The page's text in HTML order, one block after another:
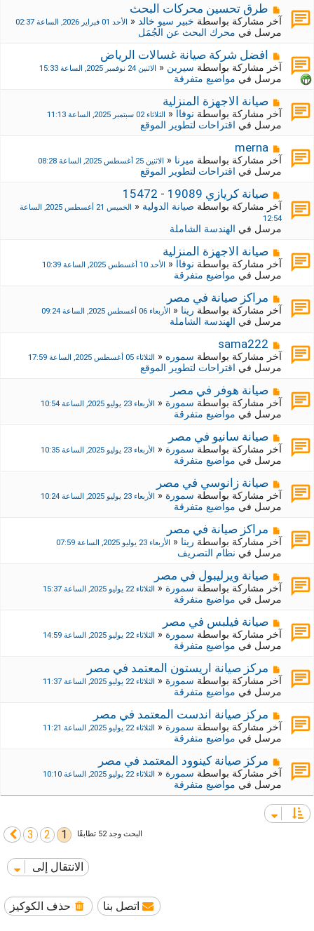
ج
د
ي
ة
م
ش
ر
ك
ة
ج
د
د
ة
طرق تحسين محركات البحث
آخر مشاركة بواسطة خبير سيو خالد« الأحد 01 فبراير 2026, الساعة 02:37
مرسل في محرك البحث عن الجُمَل
م
ش
ر
ك
ة
ج
د
د
ة
افضل شركة صيانة غسالات الرياض
آخر مشاركة بواسطة سيرين« الاثنين 24 نوفمبر 2025, الساعة 15:33
مرسل في مواضيع متفرقة
م
ش
ر
ك
ة
ج
د
د
ة
صيانة الاجهزة المنزلية
آخر مشاركة بواسطة نوفاا« الثلاثاء 02 سبتمبر 2025, الساعة 11:13
مرسل في اقتراحات لتطوير الموقع
م
ش
ر
ك
ة
ج
د
ي
ة
merna
آخر مشاركة بواسطة ميرنا« الاثنين 25 أغسطس 2025, الساعة 08:28
مرسل في اقتراحات لتطوير الموقع
م
ش
ا
ك
ة
ج
د
ي
ة
صيانة كريازي 19089 - 15472
آخر مشاركة بواسطة صيانة الدولية«
الخميس 21 أغسطس 2025, الساعة
12:54
مرسل في الهندسة الشاملة
م
ش
ر
ك
ة
ج
د
د
ة
صيانة الاجهزة المنزلية
آخر مشاركة بواسطة نوفاا« الأحد 10 أغسطس 2025, الساعة 10:39
مرسل في مواضيع متفرقة
م
ش
ر
ك
ة
ج
د
د
ة
مراكز صيانة في مصر
آخر مشاركة بواسطة رينا« الأربعاء 06 أغسطس 2025, الساعة 09:24
مرسل في الهندسة الشاملة
م
ش
ر
ك
ة
ج
د
د
ة
sama222
آخر مشاركة بواسطة سموره« الثلاثاء 05 أغسطس 2025, الساعة 17:59
مرسل في اقتراحات لتطوير الموقع
م
ش
ر
ك
ة
ج
د
د
ة
صيانة هوفر في مصر
آخر مشاركة بواسطة سمورة« الأربعاء 23 يوليو 2025, الساعة 10:54
مرسل في مواضيع متفرقة
م
ش
ر
ك
ة
ج
د
د
ة
صيانة سانيو في مصر
آخر مشاركة بواسطة سمورة« الأربعاء 23 يوليو 2025, الساعة 10:35
مرسل في مواضيع متفرقة
م
ش
ر
ك
ة
ج
د
د
ة
صيانة زانوسي في مصر
آخر مشاركة بواسطة سمورة« الأربعاء 23 يوليو 2025, الساعة 10:24
مرسل في مواضيع متفرقة
م
ش
ر
ك
ة
ج
د
د
ة
مراكز صيانة في مصر
آخر مشاركة بواسطة رينا« الأربعاء 23 يوليو 2025, الساعة 07:59
مرسل في نظام التصريف
م
ش
ر
ك
ة
ج
د
د
ة
صيانة ويرليبول في مصر
آخر مشاركة بواسطة سمورة« الثلاثاء 22 يوليو 2025, الساعة 15:37
مرسل في مواضيع متفرقة
م
ش
ر
ك
ة
ج
د
د
ة
صيانة فيلبس في مصر
آخر مشاركة بواسطة سمورة« الثلاثاء 22 يوليو 2025, الساعة 14:59
مرسل في مواضيع متفرقة
م
ش
ر
ك
ة
ج
د
د
ة
مركز صيانة اريستون المعتمد في مصر
آخر مشاركة بواسطة سمورة« الثلاثاء 22 يوليو 2025, الساعة 11:37
مرسل في مواضيع متفرقة
م
ش
ر
ك
ة
ج
د
ي
د
ة
مركز صيانة اندست المعتمد في مصر
آخر مشاركة بواسطة سمورة« الثلاثاء 22 يوليو 2025, الساعة 11:21
مرسل في مواضيع متفرقة
م
ش
ر
ك
ة
ج
مركز صيانة كينوود المعتمد في مصر
آخر مشاركة بواسطة سمورة« الثلاثاء 22 يوليو 2025, الساعة 10:10
مرسل في مواضيع متفرقة
البحث وجد 52 تطابقًا 1
2
3التالي
الانتقال إلى
حذف الكوكيز اتصل بنا